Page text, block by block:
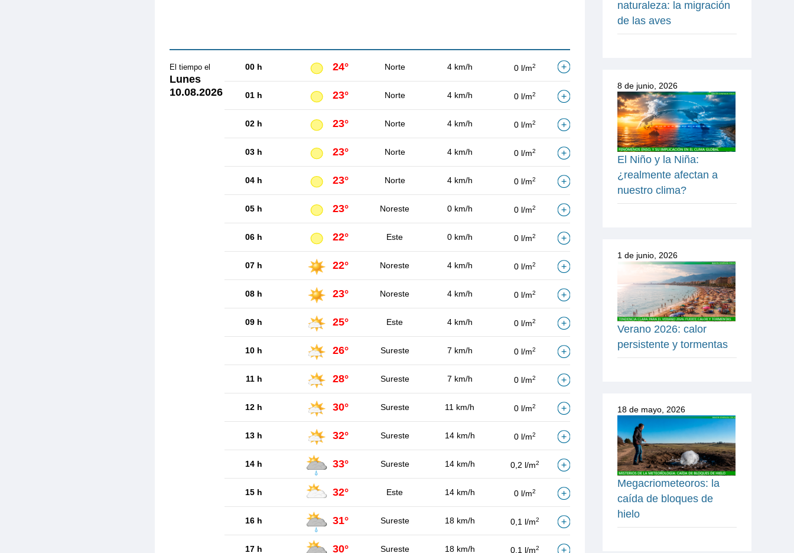
El tiempo el
Lunes
10.08.2026
00 h 24° Norte 4 km/h 0 l/m2
01 h 23° Norte 4 km/h 0 l/m2
02 h 23° Norte 4 km/h 0 l/m2
03 h 23° Norte 4 km/h 0 l/m2
04 h 23° Norte 4 km/h 0 l/m2
05 h 23° Noreste 0 km/h 0 l/m2
06 h 22° Este 0 km/h 0 l/m2
07 h 22° Noreste 4 km/h 0 l/m2
08 h 23° Noreste 4 km/h 0 l/m2
09 h 25° Este 4 km/h 0 l/m2
10 h 26° Sureste 7 km/h 0 l/m2
11 h 28° Sureste 7 km/h 0 l/m2
12 h 30° Sureste 11 km/h 0 l/m2
13 h 32° Sureste 14 km/h 0 l/m2
14 h 33° Sureste 14 km/h 0,2 l/m2
15 h 32° Este 14 km/h 0 l/m2
16 h 31° Sureste 18 km/h 0,1 l/m2
17 h 30° Sureste 18 km/h 0,1 l/m2
naturaleza: la migración
de las aves
8 de junio, 2026
El Niño y la Niña:
¿realmente afectan a
nuestro clima?
1 de junio, 2026
Verano 2026: calor
persistente y tormentas
18 de mayo, 2026
Megacriometeoros: la
caída de bloques de
hielo